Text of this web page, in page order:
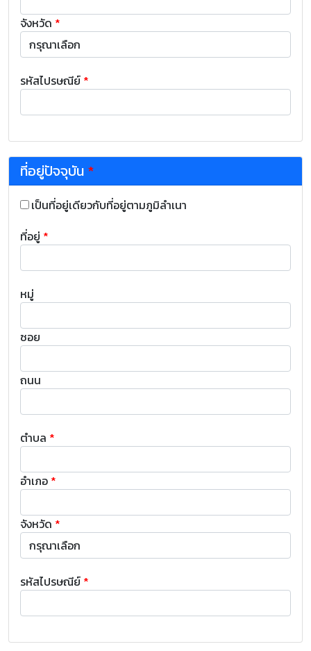
จังหวัด *
รหัสไปรษณีย์ *
ที่อยู่ปัจจุบัน *
เป็นที่อยู่เดียวกับที่อยู่ตามภูมิลำเนา
ที่อยู่ *
หมู่
ซอย
ถนน
ตำบล *
อำเภอ *
จังหวัด *
รหัสไปรษณีย์ *